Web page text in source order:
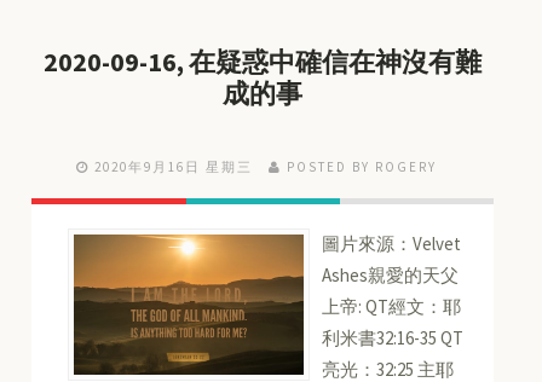
2020-09-16, 在疑惑中確信在神沒有難
成的事
2020年9月16日 星期三 POSTED BY ROGERY
圖片來源：Velvet
Ashes親愛的天父
上帝: QT經文：耶
利米書32:16-35 QT
亮光：32:25 主耶